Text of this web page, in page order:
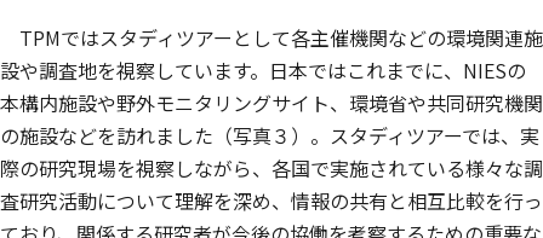
TPMではスタディツアーとして各主催機関などの環境関連施
設や調査地を視察しています。日本ではこれまでに、NIESの
本構内施設や野外モニタリングサイト、環境省や共同研究機関
の施設などを訪れました（写真３）。スタディツアーでは、実
際の研究現場を視察しながら、各国で実施されている様々な調
査研究活動について理解を深め、情報の共有と相互比較を行っ